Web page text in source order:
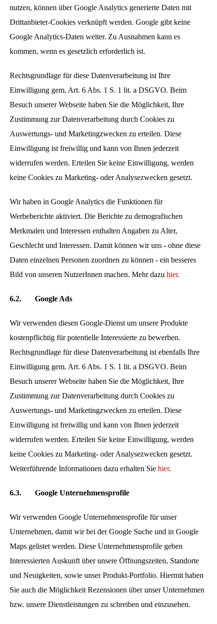
nutzen, können über Google Analytics generierte Daten mit
Drittanbieter-Cookies verknüpft werden. Google gibt keine
Google Analytics-Daten weiter. Zu Ausnahmen kann es
kommen, wenn es gesetzlich erforderlich ist.
Rechtsgrundlage für diese Datenverarbeitung ist Ihre
Einwilligung gem. Art. 6 Abs. 1 S. 1 lit. a DSGVO. Beim
Besuch unserer Webseite haben Sie die Möglichkeit, Ihre
Zustimmung zur Datenverarbeitung durch Cookies zu
Auswertungs- und Marketingzwecken zu erteilen. Diese
Einwilligung ist freiwillig und kann von Ihnen jederzeit
widerrufen werden. Erteilen Sie keine Einwilligung, werden
keine Cookies zu Marketing- oder Analysezwecken gesetzt.
Wir haben in Google Analytics die Funktionen für
Werbeberichte aktiviert. Die Berichte zu demografischen
Merkmalen und Interessen enthalten Angaben zu Alter,
Geschlecht und Interessen. Damit können wir uns - ohne diese
Daten einzelnen Personen zuordnen zu können - ein besseres
Bild von unseren NutzerInnen machen. Mehr dazu hier.
6.2. Google Ads
Wir verwenden diesen Google-Dienst um unsere Produkte
kostenpflichtig für potentielle Interessierte zu bewerben.
Rechtsgrundlage für diese Datenverarbeitung ist ebenfalls Ihre
Einwilligung gem. Art. 6 Abs. 1 S. 1 lit. a DSGVO. Beim
Besuch unserer Webseite haben Sie die Möglichkeit, Ihre
Zustimmung zur Datenverarbeitung durch Cookies zu
Auswertungs- und Marketingzwecken zu erteilen. Diese
Einwilligung ist freiwillig und kann von Ihnen jederzeit
widerrufen werden. Erteilen Sie keine Einwilligung, werden
keine Cookies zu Marketing- oder Analysezwecken gesetzt.
Weiterführende Informationen dazu erhalten Sie hier.
6.3. Google Unternehmensprofile
Wir verwenden Google Unternehmensprofile für unser
Unternehmen, damit wir bei der Google Suche und in Google
Maps gelistet werden. Diese Unternehmensprofile geben
Interessierten Auskunft über unsere Öffnungszeiten, Standorte
und Neuigkeiten, sowie unser Produkt-Portfolio. Hiermit haben
Sie auch die Möglichkeit Rezensionen über unser Unternehmen
bzw. unsere Dienstleistungen zu schreiben und einzusehen.